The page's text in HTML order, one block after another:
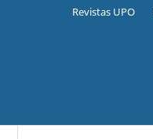
Revistas UPO